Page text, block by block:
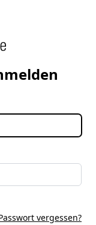
vergessen?